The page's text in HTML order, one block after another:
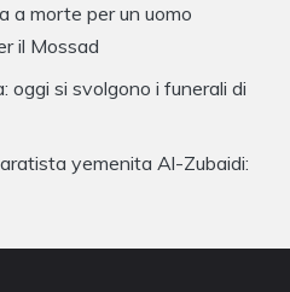
a morte per un uomo
il Mossad
oggi si svolgono i funerali di
yemenita Al-Zubaidi: